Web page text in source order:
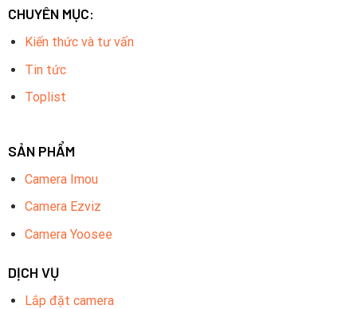
CHUYÊN MỤC:
Kiến thức và tư vấn
Tin tức
Toplist
SẢN PHẨM
Camera Imou
Camera Ezviz
Camera Yoosee
DỊCH VỤ
Lắp đặt camera